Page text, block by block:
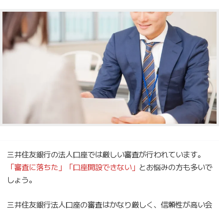
三井住友銀行の法人口座では厳しい審査が行われています。
「審査に落ちた」「口座開設できない」 とお悩みの方も多いで
しょう。
三井住友銀行法人口座の審査はかなり厳しく、信頼性が高い会